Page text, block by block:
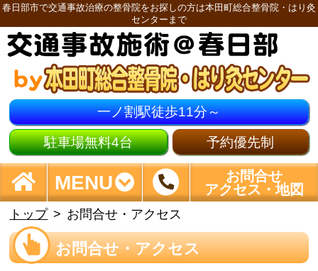
春日部市で交通事故治療の整骨院をお探しの方は本田町総合整骨院・はり灸
センターまで
一ノ割駅徒歩11分～
駐車場無料4台 予約優先制
MENU
お問合せ
アクセス・地図
トップ お問合せ・アクセス
お問合せ・アクセス